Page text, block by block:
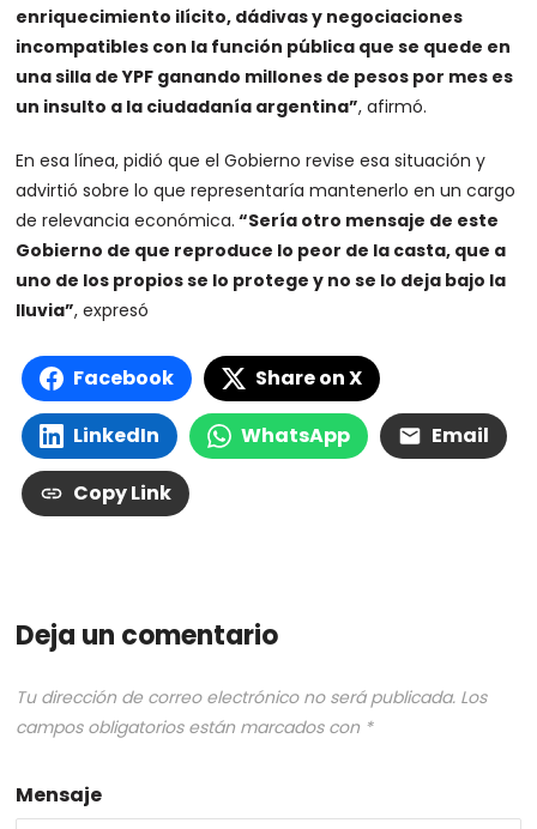
enriquecimiento ilícito, dádivas y negociaciones
incompatibles con la función pública que se quede en
una silla de YPF ganando millones de pesos por mes es
un insulto a la ciudadanía argentina”, afirmó.
En esa línea, pidió que el Gobierno revise esa situación y
advirtió sobre lo que representaría mantenerlo en un cargo
de relevancia económica. “Sería otro mensaje de este
Gobierno de que reproduce lo peor de la casta, que a
uno de los propios se lo protege y no se lo deja bajo la
lluvia”, expresó
Facebook Share on X
LinkedIn WhatsApp Email
Copy Link
Deja un comentario
Tu dirección de correo electrónico no será publicada. Los
campos obligatorios están marcados con *
Mensaje